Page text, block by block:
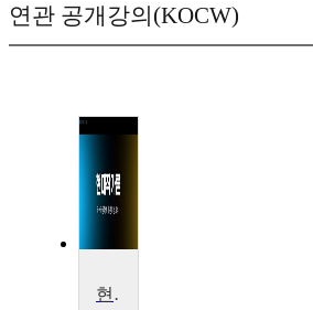
연관 공개강의(KOCW)
현대작가론